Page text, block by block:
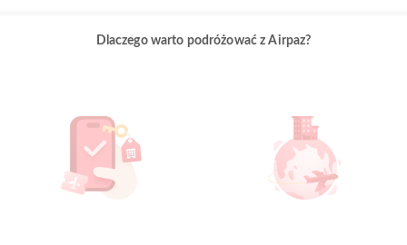
Dlaczego warto podróżować z Airpaz?